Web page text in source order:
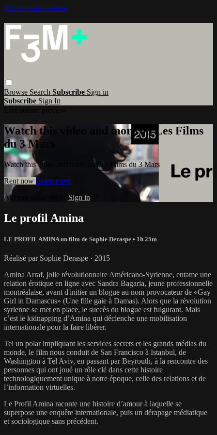
Skip to main content
Browse Search Subscribe Sign in
Subscribe Sign In
Watch this video and more on Les Films
du 3 Mars
Watch this video and more on Les Films du 3 Mars
Rent now Learn more
Already subscribed? Sign in
Le profil Amina
LE PROFIL AMINA un film de Sophie Deraspe • 1h 25m
Réalisé par Sophie Deraspe · 2015
Amina Arraf, jolie révolutionnaire Américano-Syrienne, entame une
relation érotique en ligne avec Sandra Bagaria, jeune professionnelle
montréalaise, avant d'initier un blogue au nom provocateur de «Gay
Girl in Damascus» (Une fille gaie à Damas). Alors que la révolution
syrienne se met en place, le succès du blogue est fulgurant. Mais
c’est le kidnapping d’Amina qui déclenche une mobilisation
internationale pour la faire libérer.
Tel un polar impliquant les services secrets et les grands médias du
monde, le film nous conduit de San Francisco à Istanbul, de
Washington à Tel Aviv, en passant par Beyrouth, à la rencontre des
personnes qui ont joué un rôle clé dans cette histoire
technologiquement unique à notre époque, celle des relations et de
l’information virtuelles.
Le Profil Amina raconte une histoire d’amour à laquelle se
superpose une enquête internationale, puis un dérapage médiatique
et sociologique sans précédent.